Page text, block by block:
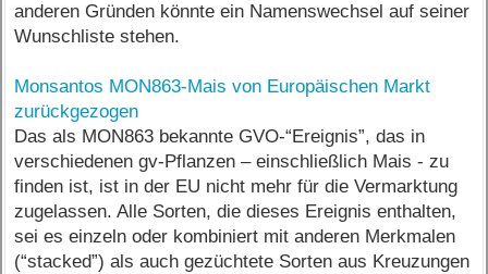
anderen Gründen könnte ein Namenswechsel auf seiner
Wunschliste stehen.
Monsantos MON863-Mais von Europäischen Markt
zurückgezogen
Das als MON863 bekannte GVO-“Ereignis”, das in
verschiedenen gv-Pflanzen – einschließlich Mais - zu
finden ist, ist in der EU nicht mehr für die Vermarktung
zugelassen. Alle Sorten, die dieses Ereignis enthalten,
sei es einzeln oder kombiniert mit anderen Merkmalen
(“stacked”) als auch gezüchtete Sorten aus Kreuzungen